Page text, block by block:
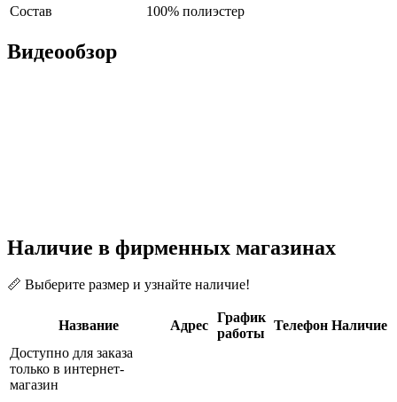
Состав
100% полиэстер
Видеообзор
Наличие в фирменных магазинах
📏 Выберите размер и узнайте наличие!
Название Адрес
График
работы
Телефон Наличие
Доступно для заказа
только в интернет-
магазин